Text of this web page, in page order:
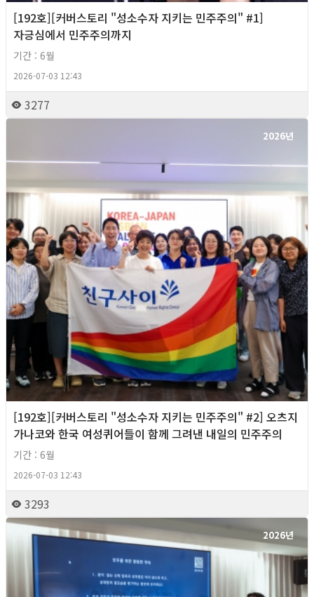
[192호][커버스토리 "성소수자 지키는 민주주의" #1]
자긍심에서 민주주의까지
기간 : 6월
2026-07-03 12:43
3277
2026년
[192호][커버스토리 "성소수자 지키는 민주주의" #2] 오츠지
가나코와 한국 여성퀴어들이 함께 그려낸 내일의 민주주의
기간 : 6월
2026-07-03 12:43
3293
2026년